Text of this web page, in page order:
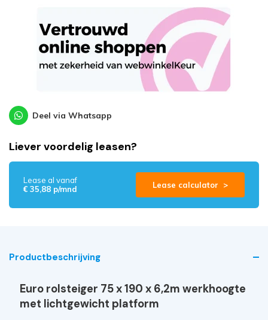
Deel via Whatsapp
Liever voordelig leasen?
Lease al vanaf
€ 35,88 p/mnd
Lease calculator >
Productbeschrijving
Euro rolsteiger 75 x 190 x 6,2m werkhoogte
met lichtgewicht platform